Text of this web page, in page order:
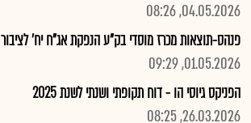
04.05.2026, 08:26
פנהס-תוצאות מכרז מוסדי בק"ע הנפקת אג"ח יח' לציבור
01.05.2026, 09:29
הפניקס גיוסי הו - דוח תקופתי ושנתי לשנת 2025
26.03.2026, 08:25